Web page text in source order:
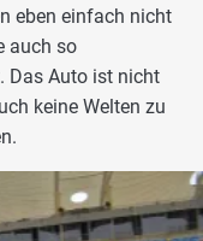
eben einfach nicht
auch so
Das Auto ist nicht
keine Welten zu